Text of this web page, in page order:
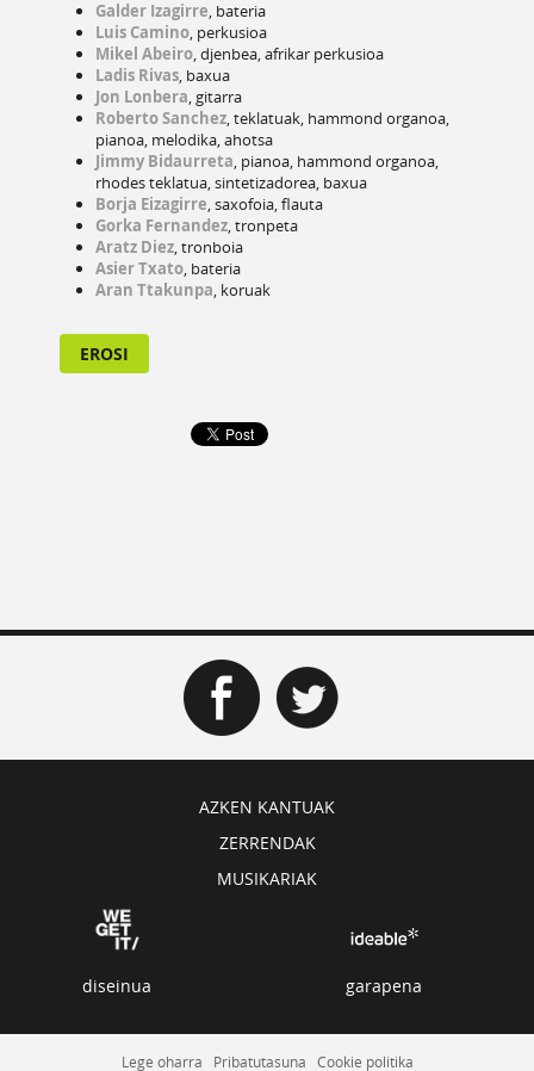
Galder Izagirre, bateria
Luis Camino, perkusioa
Mikel Abeiro, djenbea, afrikar perkusioa
Ladis Rivas, baxua
Jon Lonbera, gitarra
RobertoSanchez, teklatuak, hammond organoa,
pianoa, melodika, ahotsa
Jimmy Bidaurreta, pianoa, hammond organoa,
rhodes teklatua, sintetizadorea, baxua
Borja Eizagirre, saxofoia, flauta
Gorka Fernandez, tronpeta
Aratz Diez, tronboia
AsierTxato, bateria
Aran Ttakunpa, koruak
EROSI
AZKEN KANTUAK
ZERRENDAK
MUSIKARIAK
diseinua garapena
Lege oharra Pribatutasuna Cookie politika